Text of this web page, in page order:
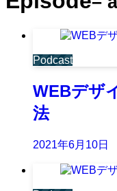
Podcast
WEBデザ
法
2021年6月10日